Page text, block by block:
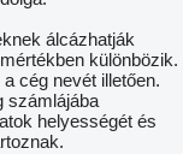
álcázhatják
különbözik.
cég nevét illetően.
számlájába
helyességét és